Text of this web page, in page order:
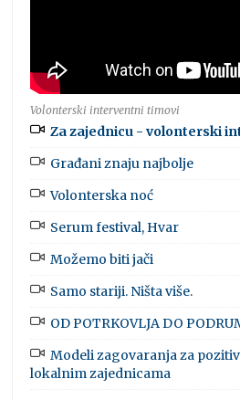
Volonterski interventni timovi
Za zajednicu - volonterski
Građani znaju najbolje
Volonterska noć
Serum festival, Hvar
Možemo biti jači
Samo stariji. Ništa više.
OD POTRKOVLJA DO
Modeli zagovaranja za
lokalnim zajednicama